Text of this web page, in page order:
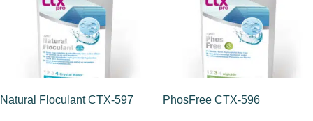
Natural Floculant CTX-597 PhosFree CTX-596